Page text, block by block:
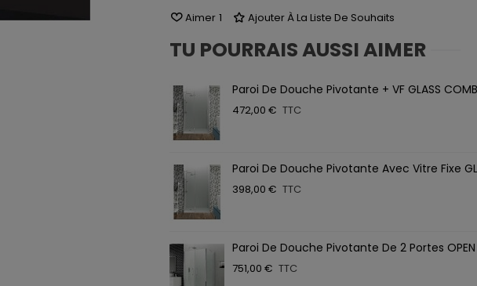
Aimer 1 Ajouter À La Liste De Souhaits
TU POURRAIS AUSSI AIMER
Paroi De Douche Pivotante + VF GLASS
472,00 € TTC
Paroi De Douche Pivotante Avec Vitre Fixe
398,00 € TTC
Paroi De Douche Pivotante De 2 Portes OPEN
751,00 € TTC